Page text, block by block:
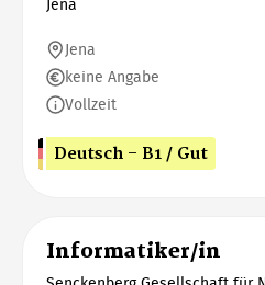
Jena
Jena
keine Angabe
Vollzeit
Deutsch - B1 / Gut
Informatiker/in